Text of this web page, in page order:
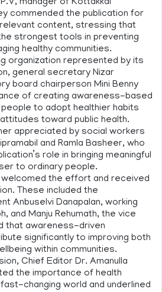
manager of Kottakkal
commended the publication for
content, stressing that
strongest tools in preventing
healthy communities.
organization represented by its
general secretary Nizar
board chairperson Mini Benny
of creating awareness-based
to adopt healthier habits
toward public health.
appreciated by social workers
and Ramla Basheer, who
role in bringing meaningful
to ordinary people.
the effort and received
These included the
Anbuselvi Danapalan, working
and Manju Rehumath, the vice
that awareness-driven
significantly to improving both
within communities.
Chief Editor Dr. Amanulla
the importance of health
changing world and underlined